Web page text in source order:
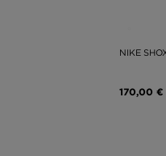
NIKE
170,00 €